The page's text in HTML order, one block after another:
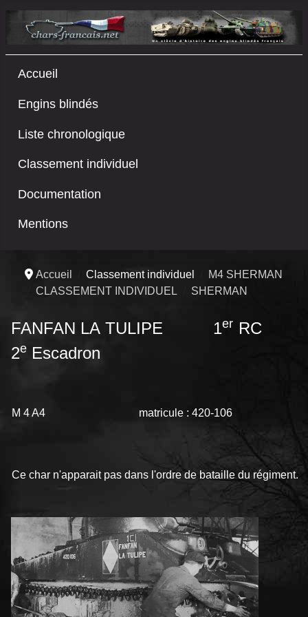
Accueil
Engins blindés
Liste chronologique
Classement individuel
Documentation
Mentions
Accueil Classement individuel
M4 SHERMAN
CLASSEMENT INDIVIDUEL
SHERMAN
FANFAN LA TULIPE 1er RC
2e Escadron
M 4 A4 matricule : 420-106
Ce char n'apparait pas dans l'ordre de bataille du régiment.